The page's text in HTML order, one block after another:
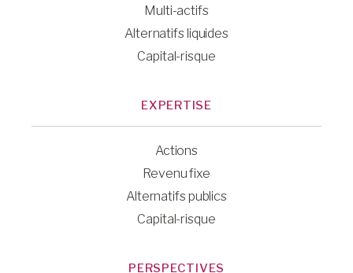
Multi-actifs
Alternatifs liquides
Capital-risque
EXPERTISE
Actions
Revenu fixe
Alternatifs publics
Capital-risque
PERSPECTIVES